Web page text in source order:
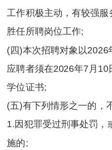
工作积极主动，有较强
胜任所聘岗位工作;
(四)本次招聘对象以
应聘者须在2026年7月
学位证书;
(五)有下列情形之一的，
1.因犯罪受过刑事处罚，
施的;